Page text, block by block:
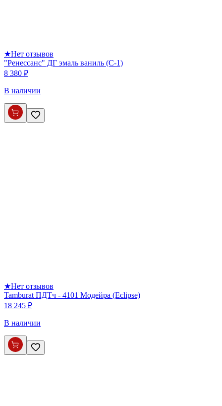
★Нет отзывов
"Ренессанс" ДГ эмаль ваниль (С-1)
8 380 ₽
В наличии
★Нет отзывов
Tamburat ПДТч - 4101 Модейра (Eclipse)
18 245 ₽
В наличии